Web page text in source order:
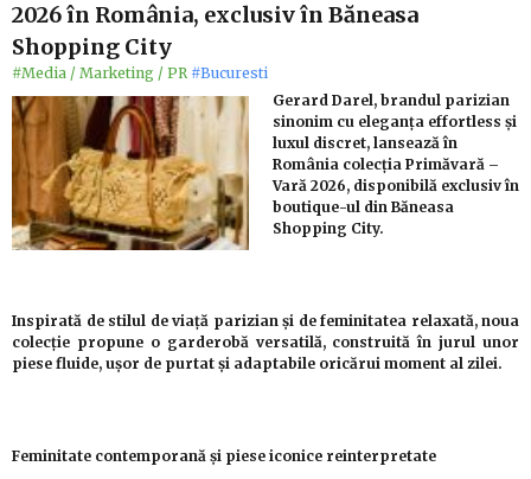
2026 în România, exclusiv în Băneasa
Shopping City
#Media / Marketing / PR #Bucuresti
Gerard Darel, brandul parizian
sinonim cu eleganța effortless și
luxul discret, lansează în
România colecția Primăvară –
Vară 2026, disponibilă exclusiv în
boutique-ul din Băneasa
Shopping City.
Inspirată de stilul de viață parizian și de feminitatea relaxată, noua
colecție propune o garderobă versatilă, construită în jurul unor
piese fluide, ușor de purtat și adaptabile oricărui moment al zilei.
Feminitate contemporană și piese iconice reinterpretate